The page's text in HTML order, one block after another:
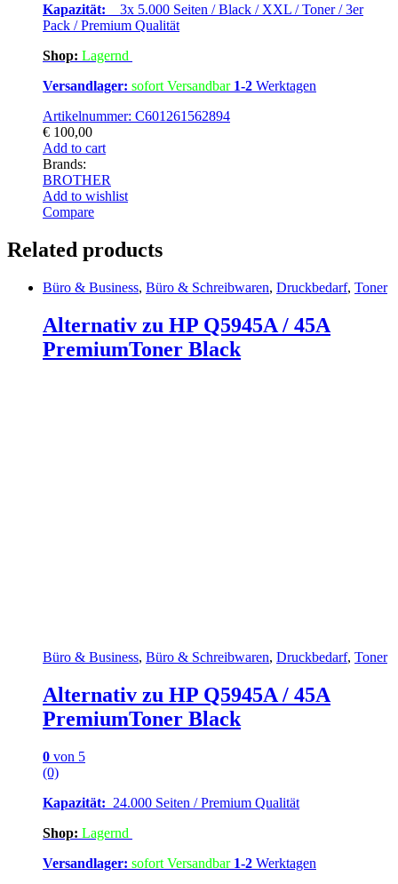
Kapazität: 3x 5.000 Seiten / Black / XXL / Toner / 3er
Pack / Premium Qualität
Shop: Lagernd
Versandlager: sofort Versandbar 1-2 Werktagen
Artikelnummer: C601261562894
€ 100,00
Add to cart
Brands:
BROTHER
Add to wishlist
Compare
Related products
Büro & Business, Büro & Schreibwaren, Druckbedarf, Toner
Alternativ zu HP Q5945A / 45A
PremiumToner Black
Büro & Business, Büro & Schreibwaren, Druckbedarf, Toner
Alternativ zu HP Q5945A / 45A
PremiumToner Black
0 von 5
(0)
Kapazität: 24.000 Seiten / Premium Qualität
Shop: Lagernd
Versandlager: sofort Versandbar 1-2 Werktagen